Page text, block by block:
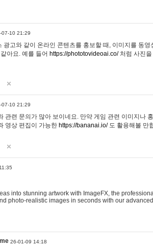
07-10 21:29
광고와 같이 온라인 콘텐츠를 홍보할 때, 이미지를 동
아요. 예를 들어 https://phototovideoai.co/처럼 사진을
07-10 21:29
관련 문의가 많아 보이네요. 만약 게임 관련 이미지나
영상 편집이 가능한 https://bananai.io/도 활용해볼 만
into stunning artwork with ImageFX, the
photo-realistic images in seconds with our
26-01-09 14:18